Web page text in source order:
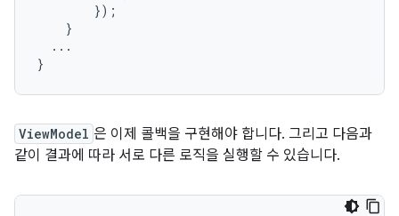
});
}
...
}
ViewModel 은 이제 콜백을 구현해야 합니다. 그리고 다음과
같이 결과에 따라 서로 다른 로직을 실행할 수 있습니다.